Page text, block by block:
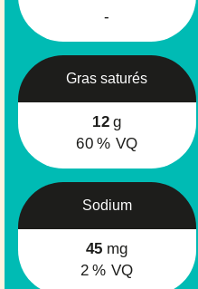
-
Gras saturés
12 g
60 % VQ
Sodium
45 mg
2 % VQ